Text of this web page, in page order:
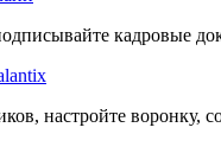
кадровые
настройте воронку,